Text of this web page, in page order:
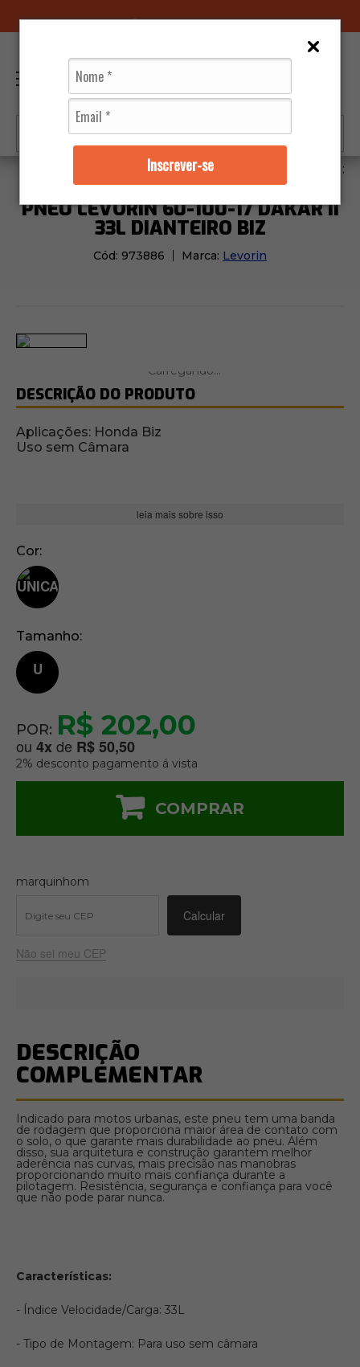
Inscrever-se
Pneu Levorin 60-100-17 Dakar II
PNEU LEVORIN 60-100-17 DAKAR II
33L DIANTEIRO BIZ
Cód: 973886 Marca: Levorin
DESCRIÇÃO DO PRODUTO
Aplicações: Honda Biz
Uso sem Câmara
leia mais sobre isso
Cor
Tamanho
U
POR: R$ 202,00
ou 4xde R$ 50,50
2% desconto pagamento á vista
COMPRAR
marquinhom
Não sei meu CEP
DESCRIÇÃO
COMPLEMENTAR
Indicado para motos urbanas, este pneu tem uma banda
de rodagem que proporciona maior área de contato com
o solo, o que garante mais durabilidade ao pneu. Além
disso, sua arquitetura e construção garantem melhor
aderência nas curvas, mais precisão nas manobras
proporcionando muito mais confiança durante a
pilotagem. Resistência, segurança e confiança para você
que não pode parar nunca.
Características:
- Índice Velocidade/Carga: 33L
- Tipo de Montagem: Para uso sem câmara